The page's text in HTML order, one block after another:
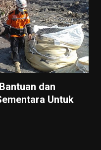
dan
Untuk